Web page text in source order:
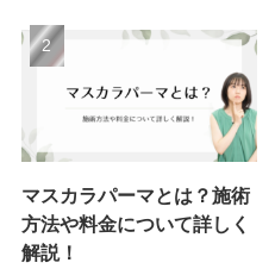
マスカラパーマとは？施術
方法や料金について詳しく
解説！